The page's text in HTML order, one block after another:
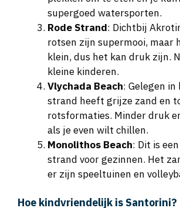
Rode Strand: Dichtbij
rotsen zijn supermooi, maar
klein, dus het kan druk zijn.
kleine kinderen.
Vlychada Beach
strand heeft grijze zand en
rotsformaties. Minder druk en
als je even wilt chillen.
Monolithos Beach: Dit is een
strand voor gezinnen. Het
er zijn speeltuinen en